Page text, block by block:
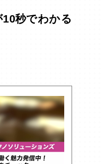
秒でわかる